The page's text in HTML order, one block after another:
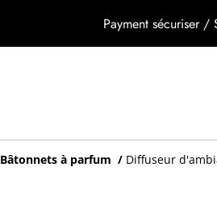
Payment sécuriser
Bâtonnets à parfum / Diffuseur